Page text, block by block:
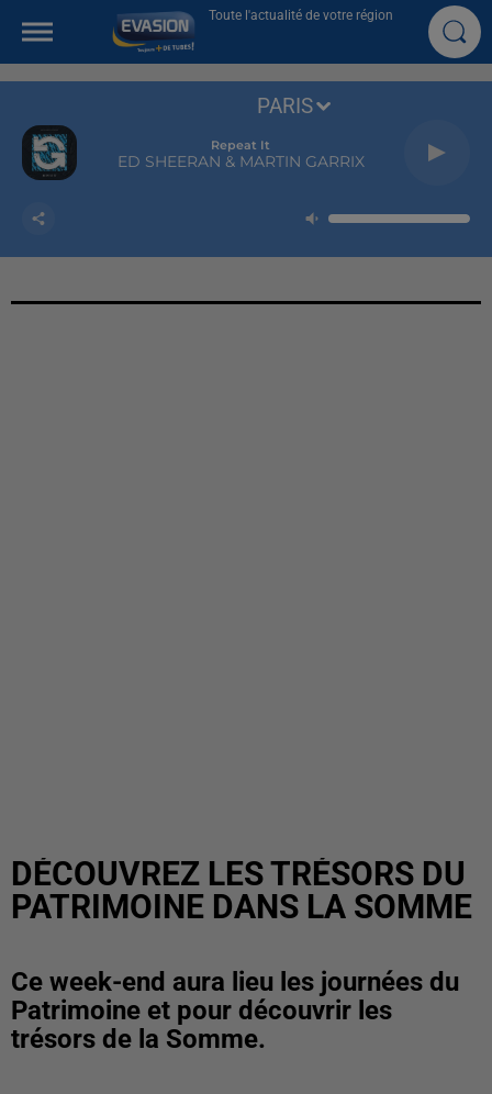
Toute l'actualité de votre région
Repeat It
ED SHEERAN & MARTIN GARRIX
PARIS
DÉCOUVREZ LES TRÉSORS DU
PATRIMOINE DANS LA SOMME
Ce week-end aura lieu les journées du
Patrimoine et pour découvrir les
trésors de la Somme.